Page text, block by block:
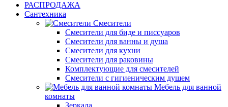
РАСПРОДАЖА
Сантехника
Смесители
Смесители для биде и писсуаров
Смесители для ванны и душа
Смесители для кухни
Смесители для раковины
Комплектующие для смесителей
Смесители с гигиеническим душем
Мебель для ванной
комнаты
Зеркала